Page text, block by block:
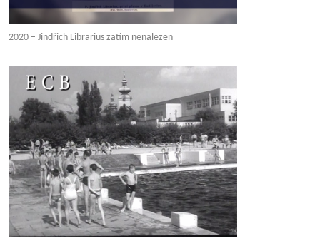
2020 – Jindřich Librarius zatím nenalezen